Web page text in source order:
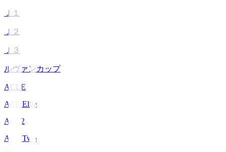
Ｊ１
Ｊ２
Ｊ３
ルヴァンカップ
ACLE
ACL Elite
ACL2
ACL Two